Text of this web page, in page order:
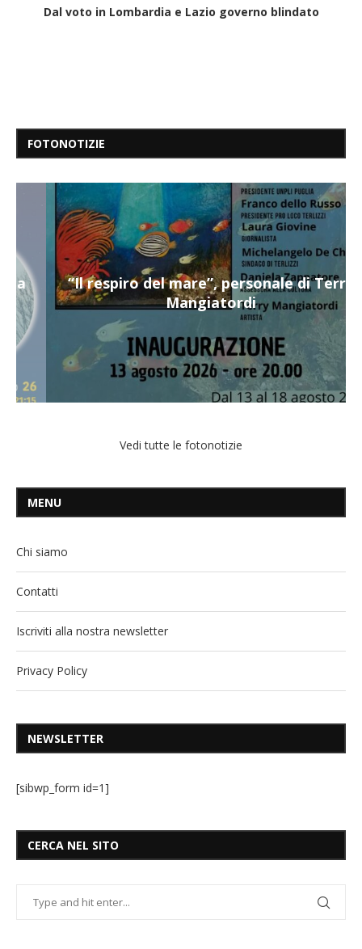
Dal voto in Lombardia e Lazio governo blindato
FOTONOTIZIE
“Il respiro del mare”, personale di Terry
Mangiatordi
Vedi tutte le fotonotizie
MENU
Chi siamo
Contatti
Iscriviti alla nostra newsletter
Privacy Policy
NEWSLETTER
[sibwp_form id=1]
CERCA NEL SITO